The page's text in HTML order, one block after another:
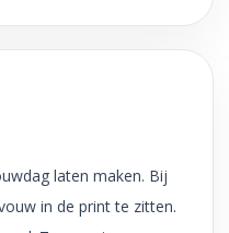
laten maken. Bij
in de print te zitten.